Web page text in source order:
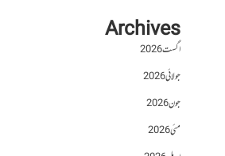
Archives
اگست 2026
جولائی 2026
جون 2026
مئی 2026